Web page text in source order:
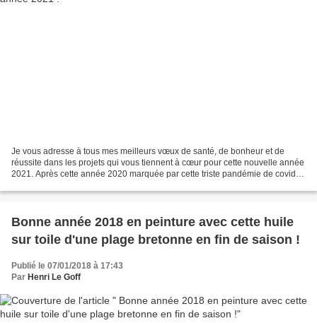
Je vous adresse à tous mes meilleurs vœux de santé, de bonheur et de
réussite dans les projets qui vous tiennent à cœur pour cette nouvelle année
2021. Après cette année 2020 marquée par cette triste pandémie de covid,
Bonne année 2018 en peinture avec cette huile
sur toile d'une plage bretonne en fin de saison !
Publié le 07/01/2018 à 17:43
Par Henri Le Goff